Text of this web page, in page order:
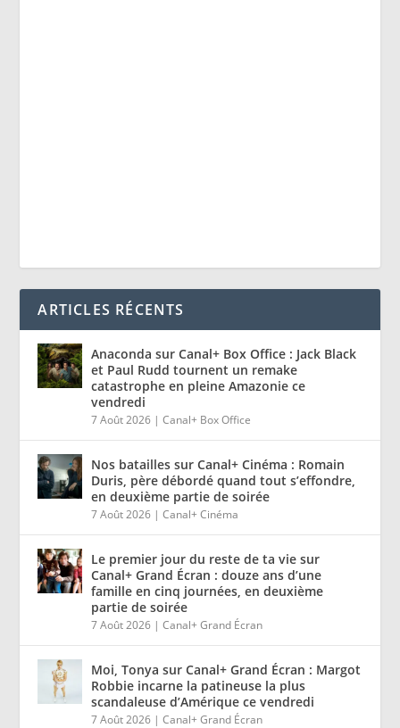
ARTICLES RÉCENTS
Anaconda sur Canal+ Box Office : Jack Black
et Paul Rudd tournent un remake
catastrophe en pleine Amazonie ce
vendredi
7 Août 2026 |Canal+ Box Office
Nos batailles sur Canal+ Cinéma : Romain
Duris, père débordé quand tout s’effondre,
en deuxième partie de soirée
7 Août 2026 |Canal+ Cinéma
Le premier jour du reste de ta vie sur
Canal+ Grand Écran : douze ans d’une
famille en cinq journées, en deuxième
partie de soirée
7 Août 2026 |Canal+ Grand Écran
Moi, Tonya sur Canal+ Grand Écran : Margot
Robbie incarne la patineuse la plus
scandaleuse d’Amérique ce vendredi
7 Août 2026 |Canal+ Grand Écran